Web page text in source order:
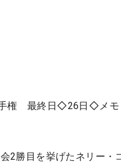
権 最終日◇26日◇メモ
2勝目を挙げたネリー・